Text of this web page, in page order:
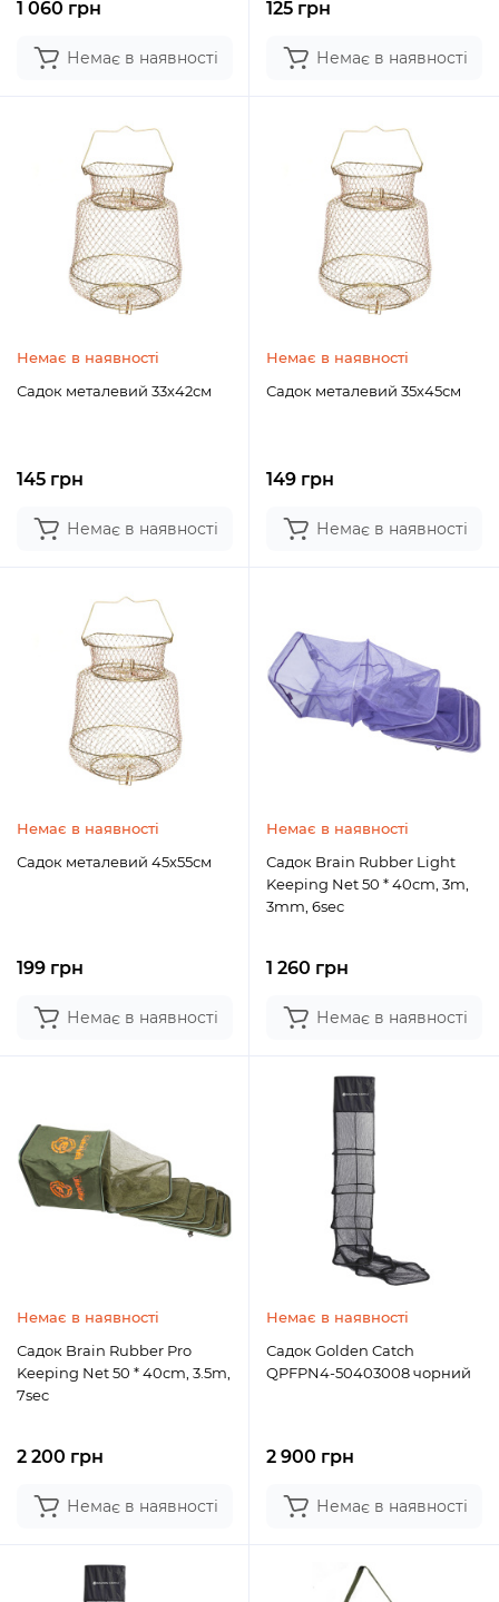
1 060 грн
Немає в наявності
125 грн
Немає в наявності
Немає в наявності
Садок металевий 33х42см
145 грн
Немає в наявності
Немає в наявності
Садок металевий 35х45см
149 грн
Немає в наявності
Немає в наявності
Садок металевий 45х55см
199 грн
Немає в наявності
Немає в наявності
Садок Brain Rubber Light
Keeping Net 50 * 40cm, 3m,
3mm, 6sec
1 260 грн
Немає в наявності
Немає в наявності
Садок Brain Rubber Pro
Keeping Net 50 * 40cm, 3.5m,
7sec
2 200 грн
Немає в наявності
Немає в наявності
Садок Golden Catch
QPFPN4-50403008 чорний
2 900 грн
Немає в наявності